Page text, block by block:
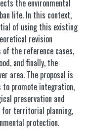
the environmental
life. In this context,
of using this existing
revision
the reference cases,
and finally, the
area. The proposal is
to promote integration,
preservation and
for territorial planning,
protection.